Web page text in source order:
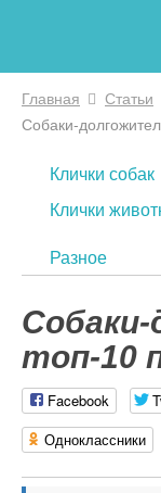
Вы здесь
Главная Статьи
Собаки-
Клички собак
Клички
Разное
топ-10
Facebook
Одноклассники